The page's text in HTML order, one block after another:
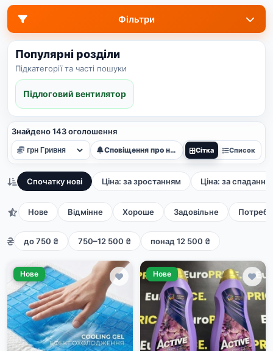
Фільтри
Популярні розділи
Підкатегорії та часті пошуки
Підлоговий вентилятор
Знайдено 143 оголошення
Сповіщення про нові Сітка Список
Спочатку нові Ціна: за зростанням Ціна: за
Нове Відмінне Хороше Задовільне
до 750 ₴ 750–12 500 ₴ понад 12 500 ₴
Нове Нове